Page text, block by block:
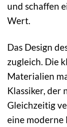
und schaffen
Wert.
Das Design
zugleich. Die
Materialien
Klassiker, der
Gleichzeitig
eine moderne